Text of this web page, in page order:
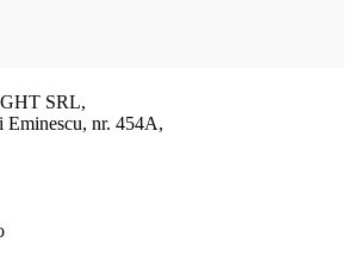
SRL,
Eminescu, nr. 454A,